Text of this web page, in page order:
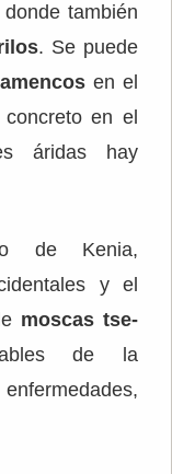
también
. Se puede
en el
en el
áridas hay
de Kenia,
y el
moscas tse-
de la